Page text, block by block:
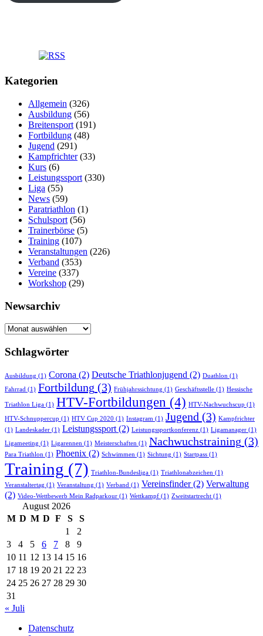
Kategorien
Allgemein (326)
Ausbildung (56)
Breitensport (191)
Fortbildung (48)
Jugend (291)
Kampfrichter(33)
Kurs (6)
Leistungssport (330)
Liga (55)
News (59)
Paratriathlon (1)
Schulsport (56)
Trainerbörse (5)
Training (107)
Veranstaltungen (226)
Verband (353)
Vereine (337)
Workshop (29)
Newsarchiv
Newsarchiv
Schlagwörter
Ausbildung (1) Corona (2) Deutsche Triathlonjugend (2) Duathlon (1)
Fahrrad (1) Fortbildung (3) Frühjahrssichtung (1) Geschäftsstelle (1) Hessische
Triathlon Liga (1) HTV-Fortbildungen (4) HTV-Nachwuchscup (1)
HTV-Schnuppercup (1) HTV Cup 2020 (1) Instagram (1) Jugend (3) Kampfrichter
(1) Landeskader (1) Leistungssport(2) Leistungssportkonferenz (1) Ligamanager (1)
Ligameeting (1) Ligarennen (1) Meisterschaften (1) Nachwuchstraining (3)
Para Triathlon (1) Phoenix (2) Schwimmen (1) Sichtung (1) Startpass (1)
Training (7) Triathlon-Bundesliga (1) Triathlonabzeichen (1)
Veranstaltertag (1) Veranstaltung (1) Verband (1) Vereinsfinder(2) Verwaltung
(2) Video-Wettbewerb Mein Radparkour (1) Wettkampf (1) Zweitstartrecht (1)
August 2026
M D M D F S
S
1
2
3
4 5 6 7 8
9
10 11 12 13 14 15 16
17 18 19 20 21 22 23
24 25 26 27 28 29 30
31
« Juli
Datenschutz